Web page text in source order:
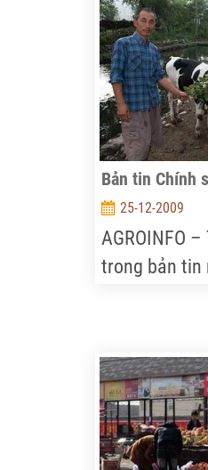
Bản tin Chính
25-12-2009
AGROINFO
trong bản tin